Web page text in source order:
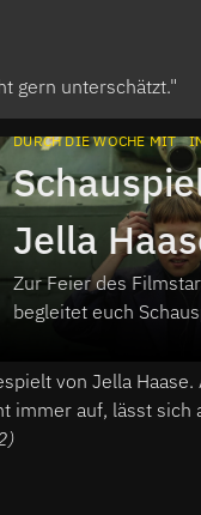
gern unterschätzt."
DURCH DIE WOCHE MIT
Jella
Durch die
Zur Feier des
begleitet euch
von Jella Haase.
immer auf, lässt sich